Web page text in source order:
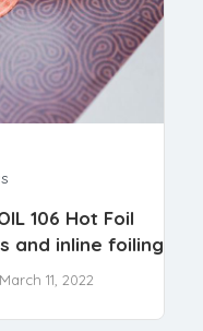
106 Hot Foil
and inline foiling
March 11, 2022